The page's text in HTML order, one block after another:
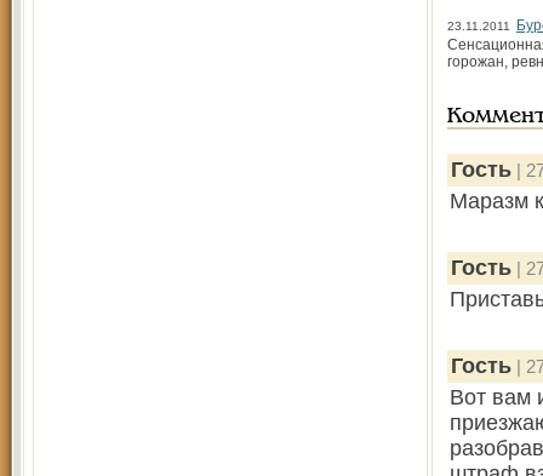
23.11.2011
горожан,
Гость |
Маразм
Гость |
Гость |
Вот вам